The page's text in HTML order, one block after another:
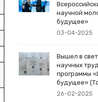
научной
будущее»
03-04-2025
Вышел в
научных
программы
будущее»
26-02-2025